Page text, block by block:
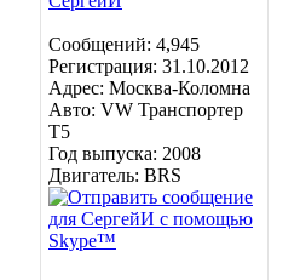
Сообщений: 4,945
Регистрация: 31.10.2012
Адрес: Москва-Коломна
Авто: VW Транспортер
Т5
Год выпуска: 2008
Двигатель: BRS